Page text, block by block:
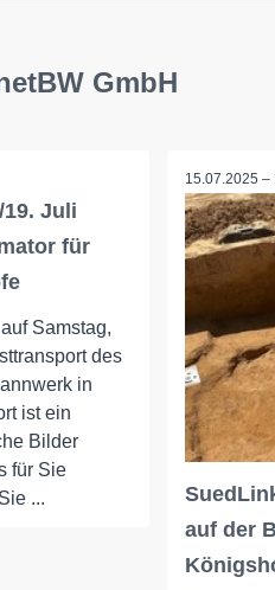
GmbH
Juli
für
Samstag,
des
in
ist ein
Bilder
für Sie
...
15.07.2025 –
auf der